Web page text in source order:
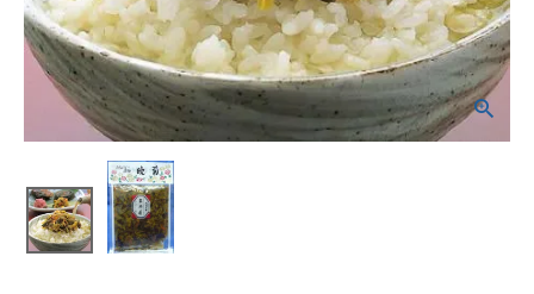
カテゴリーから選ぶ
山形のお土産から選ぶ
価格から選ぶ
コンテンツ